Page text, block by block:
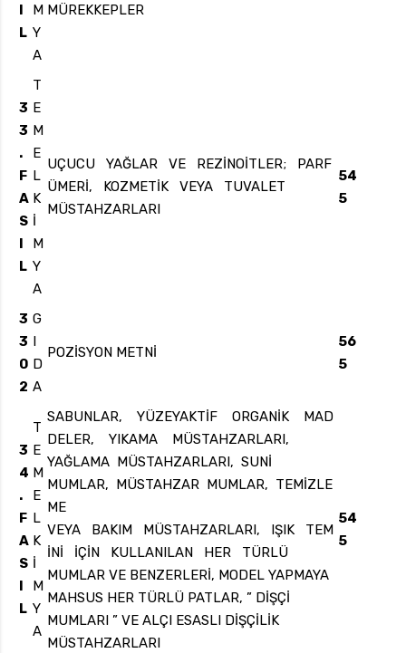
L
M
Y
A
MÜREKKEPLER
3
3
.
F
A
S
L
T
E
M
E
L
K
İ
M
Y
A
UÇUCU YAĞLAR VE REZİNOİTLER; PARF
ÜMERİ, KOZMETİK VEYA TUVALET
MÜSTAHZARLARI
54
5
3
3
0
2
G
D
A
POZİSYON METNİ
56
5
3
4
.
F
A
S
L
T
E
M
E
L
K
İ
M
Y
A
SABUNLAR, YÜZEYAKTİF ORGANİK MAD
DELER, YIKAMA MÜSTAHZARLARI,
YAĞLAMA MÜSTAHZARLARI, SUNİ
MUMLAR, MÜSTAHZAR MUMLAR, TEMİZLE
ME
VEYA BAKIM MÜSTAHZARLARI, IŞIK TEM
İNİ İÇİN KULLANILAN HER TÜRLÜ
MUMLAR VE BENZERLERİ, MODEL YAPMAYA
MAHSUS HER TÜRLÜ PATLAR, ” DİŞÇİ
MUMLARI ” VE ALÇI ESASLI DİŞÇİLİK
MÜSTAHZARLARI
54
5